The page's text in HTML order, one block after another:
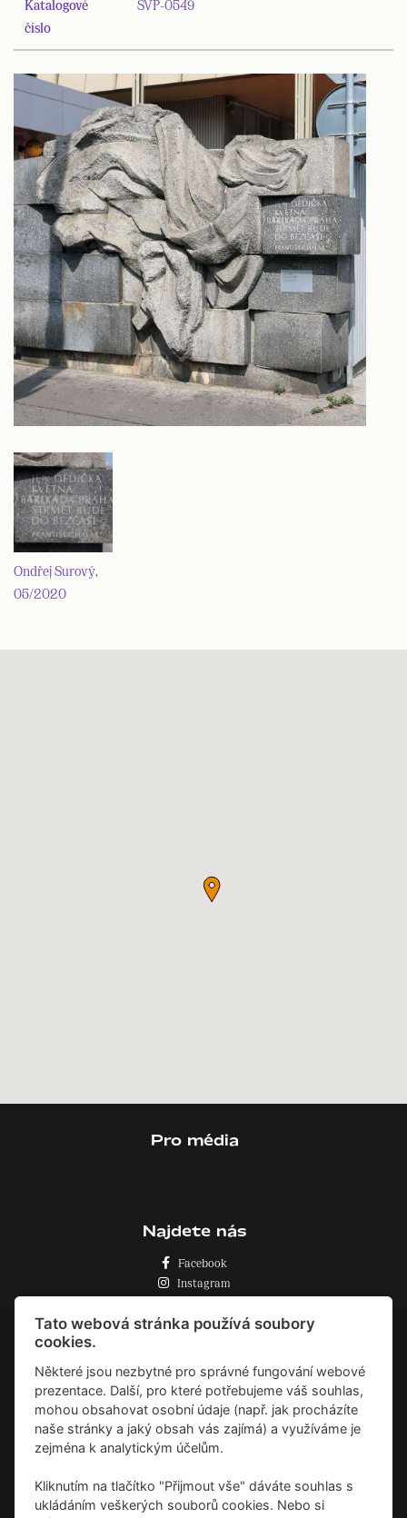
Katalogové
číslo
SVP-0549
Ondřej Surový,
05/2020
Pro média
Najdete nás
Facebook
Instagram
Tato webová stránka používá soubory
cookies.
Některé jsou nezbytné pro správné fungování webové
prezentace. Další, pro které potřebujeme váš souhlas,
mohou obsahovat osobní údaje (např. jak procházíte
naše stránky a jaký obsah vás zajímá) a využíváme je
zejména k analytickým účelům.
Kliknutím na tlačítko "Přijmout vše" dáváte souhlas s
ukládáním veškerých souborů cookies. Nebo si